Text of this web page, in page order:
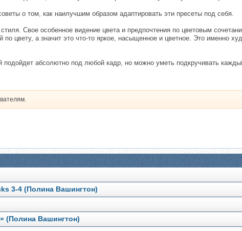
о том, как наилучшим образом адаптировать эти пресеты под себя.
Свое особенное видение цвета и предпочтения по цветовым
цвету, а значит это что-то яркое, насыщенное и цветное. Это именно
подойдет абсолютно под любой кадр, но можно уметь подкручивать
3-4 (Полина Вашингтон)
(Полина Вашингтон)